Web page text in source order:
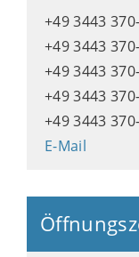
+49 3443
+49 3443
+49 3443
+49 3443
+49 3443
E-Mail